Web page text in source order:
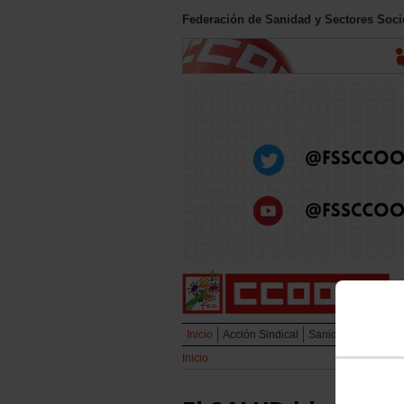
Federación de Sanidad y Sectores
Inicio Acción Sindical Sanidad Pública
Inicio